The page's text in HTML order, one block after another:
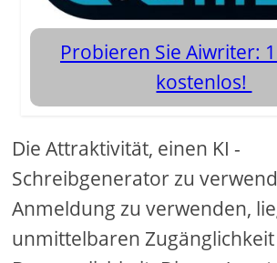
Probieren Sie Aiwriter:
kostenlos!
Die Attraktivität, einen KI -
Schreibgenerator zu
Anmeldung zu verwenden,
unmittelbaren